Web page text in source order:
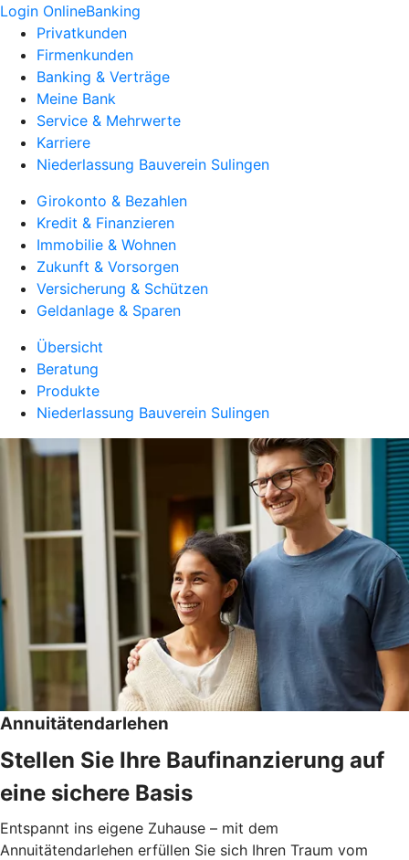
Login OnlineBanking
Privatkunden
Firmenkunden
Banking & Verträge
Meine Bank
Service & Mehrwerte
Karriere
Niederlassung Bauverein Sulingen
Girokonto & Bezahlen
Kredit & Finanzieren
Immobilie & Wohnen
Zukunft & Vorsorgen
Versicherung & Schützen
Geldanlage & Sparen
Übersicht
Beratung
Produkte
Niederlassung Bauverein Sulingen
Annuitätendarlehen
Stellen Sie Ihre Baufinanzierung auf
eine sichere Basis
Entspannt ins eigene Zuhause – mit dem
Annuitätendarlehen erfüllen Sie sich Ihren Traum vom